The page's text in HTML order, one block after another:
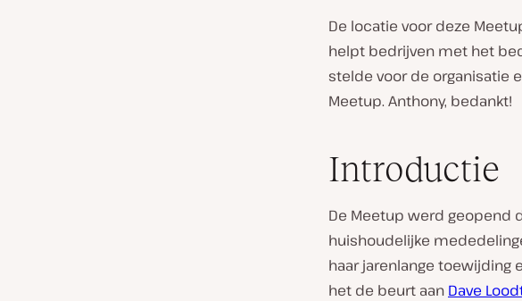
De locatie voor deze
helpt bedrijven met het
stelde voor de organisatie
Meetup. Anthony, bedankt!
Introductie
De Meetup werd geopend
huishoudelijke
haar jarenlange toewijding
het de beurt aan Dave